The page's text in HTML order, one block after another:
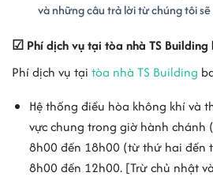
và những câu trả lời từ chúng tôi
☑ Phí dịch vụ tại tòa nhà TS
Phí dịch vụ tại tòa nhà TS Building
Hệ thống điều hòa không khí và
vực chung trong giờ hành
8h00 đến 18h00 (từ thứ hai đến
8h00 đến 12h00. [Trừ chủ nhật